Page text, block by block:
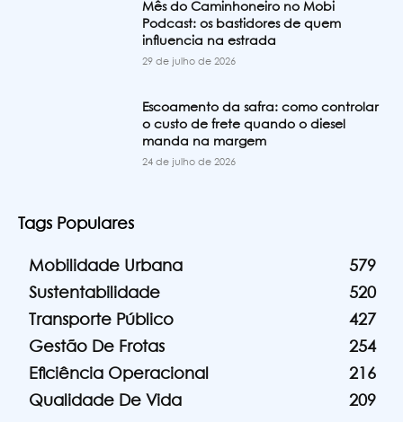
Mês do Caminhoneiro no Mobi
Podcast: os bastidores de quem
influencia na estrada
29 de julho de 2026
Escoamento da safra: como controlar
o custo de frete quando o diesel
manda na margem
24 de julho de 2026
Tags Populares
Mobilidade Urbana
579
Sustentabilidade
520
Transporte Público
427
Gestão De Frotas
254
Eficiência Operacional
216
Qualidade De Vida
209